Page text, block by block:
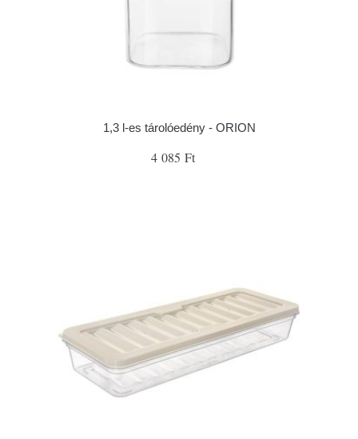
1,3 l-es tárolóedény - ORION
4 085 Ft